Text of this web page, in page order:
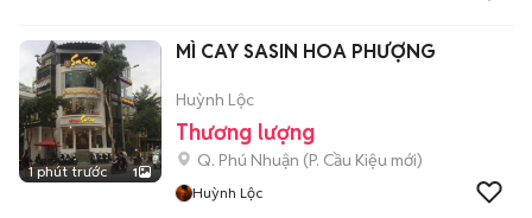
1 phút trước 1
MÌ CAY SASIN HOA PHƯỢNG
Huỳnh Lộc
Thương lượng
Q. Phú Nhuận (P. Cầu Kiệu mới)
Huỳnh Lộc